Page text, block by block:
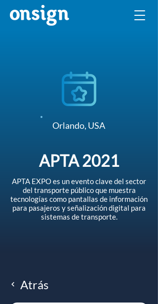
Orlando, USA
APTA 2021
APTA EXPO es un evento clave del sector
del transporte público que muestra
tecnologías como pantallas de información
para pasajeros y señalización digital para
sistemas de transporte.
Atrás